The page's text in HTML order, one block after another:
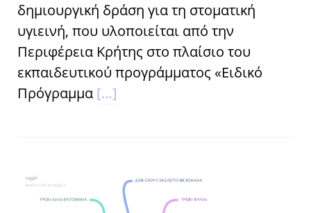
δημιουργική δράση για τη στοματική
υγιεινή, που υλοποιείται από την
Περιφέρεια Κρήτης στο πλαίσιο του
εκπαιδευτικού προγράμματος «Ειδικό
Πρόγραμμα […]